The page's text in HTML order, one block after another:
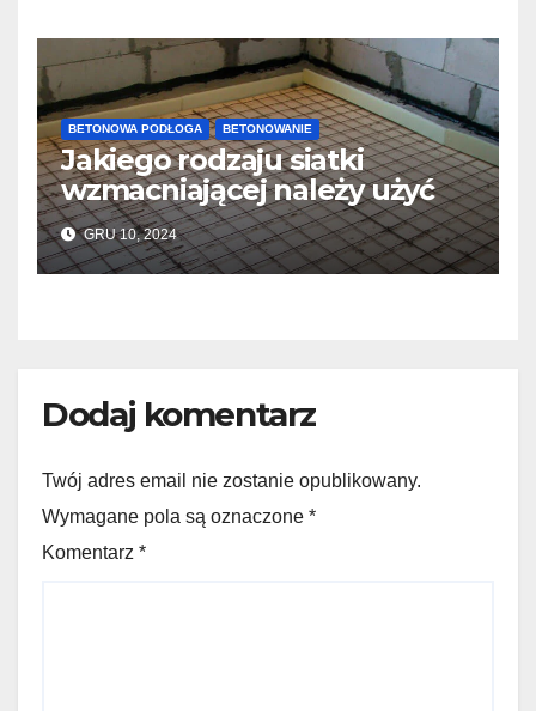
BETONOWA PODŁOGA BETONOWANIE
Jakiego rodzaju siatki
wzmacniającej należy użyć
do wylewek podłogowych?
GRU 10, 2024
Dodaj komentarz
Twój adres email nie zostanie opublikowany.
Wymagane pola są oznaczone *
Komentarz *